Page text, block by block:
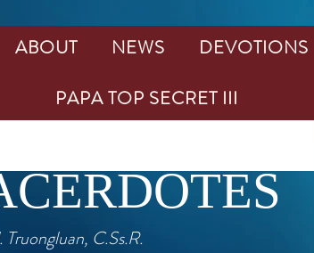
Truongluan, C.Ss.R.
ABOUT NEWS
DEVOTIONS
PAPA TOP SECRET III